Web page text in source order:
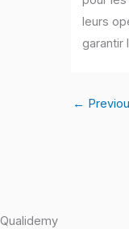
leurs
garantir
←
Qualidemy